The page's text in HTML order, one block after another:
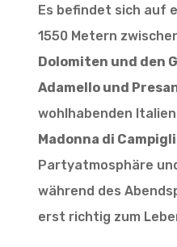
Es befindet sich auf
1550 Metern
Dolomiten und den
Adamello und
wohlhabenden
Madonna di
Partyatmosphäre
während des
erst richtig zum